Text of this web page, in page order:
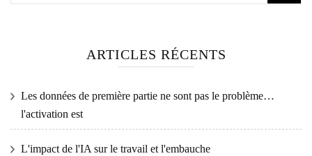
ARTICLES RÉCENTS
Les données de première partie ne sont pas le problème…
l'activation est
L'impact de l'IA sur le travail et l'embauche